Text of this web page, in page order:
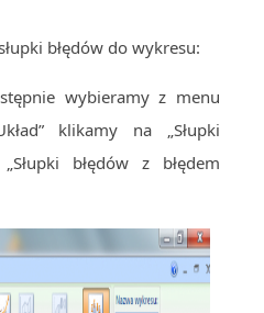
Inne
DEV
C++
Java
WEB
5
błędów do wykresu:
wybieramy z menu
klikamy na „Słupki
błędów z błędem